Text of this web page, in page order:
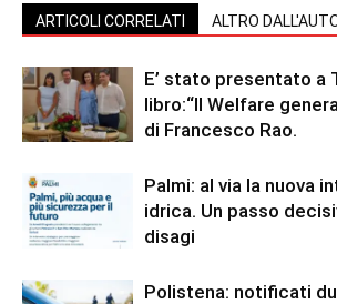
ARTICOLI CORRELATI ALTRO
E’ stato presentato a
libro:“Il Welfare
di Francesco Rao.
Palmi: al via la nuova
idrica. Un passo
disagi
Polistena: notificati